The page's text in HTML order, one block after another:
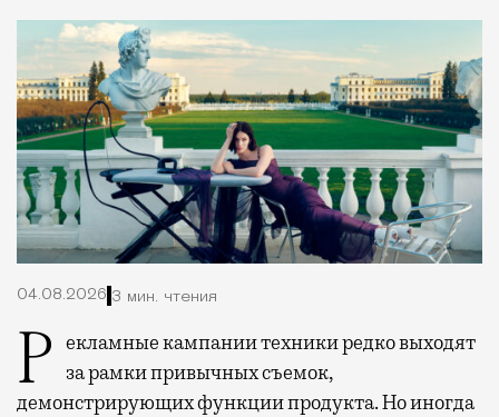
04.08.2026 3 мин. чтения
Рекламные кампании техники редко выходят
за рамки привычных съемок,
демонстрирующих функции продукта. Но иногда